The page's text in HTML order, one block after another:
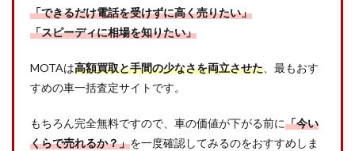
「できるだけ電話を受けずに高く売りたい」
「スピーディに相場を知りたい」
MOTAは高額買取と手間の少なさを両立させた 、最もおす
すめの車一括査定サイトです。
もちろん完全無料ですので、車の価値が下がる前に「今い
くらで売れるか？」を一度確認してみるのをおすすめしま